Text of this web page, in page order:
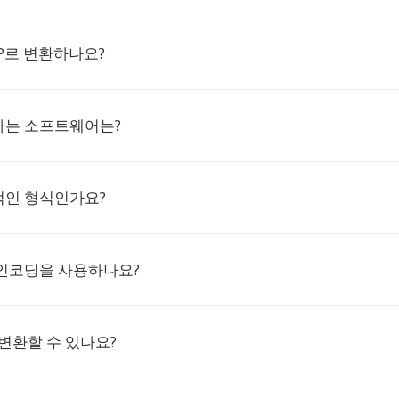
로 변환하나요?
는 소프트웨어는?
형식인가요?
코딩을 사용하나요?
환할 수 있나요?